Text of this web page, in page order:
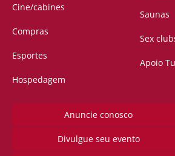
Cine/cabines
Compras
Esportes
Hospedagem
Saunas
Sex
Apoio
Anuncie conosco
Divulgue seu evento